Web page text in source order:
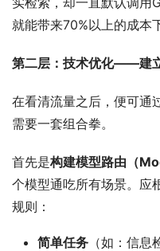
就能带来70%以上的成本
第二层：技术优化——建
在看清流量之后，便可通
需要一套组合拳。
首先是构建模型路由（
个模型通吃所有场景。应
规则：
简单任务 （如：信